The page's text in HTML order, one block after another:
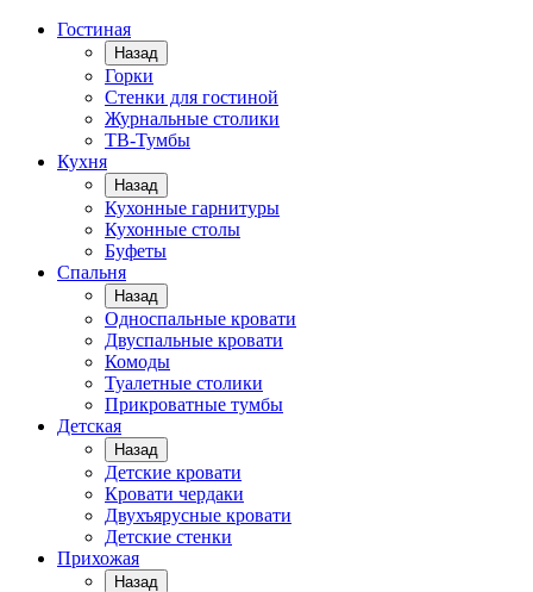
Гостиная
Назад
Горки
Стенки для гостиной
Журнальные столики
TВ-Тумбы
Кухня
Назад
Кухонные гарнитуры
Кухонные столы
Буфеты
Спальня
Назад
Односпальные кровати
Двуспальные кровати
Комоды
Туалетные столики
Прикроватные тумбы
Детская
Назад
Детские кровати
Кровати чердаки
Двухъярусные кровати
Детские стенки
Прихожая
Назад